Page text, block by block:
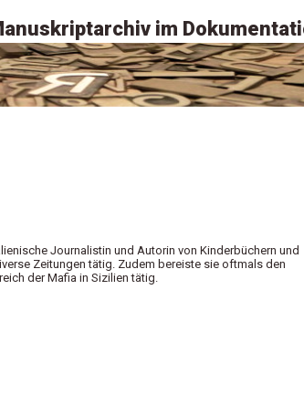
im
Journalistin und Autorin von Kinderbüchern und
Zeitungen tätig. Zudem bereiste sie oftmals den
der Mafia in Sizilien tätig.